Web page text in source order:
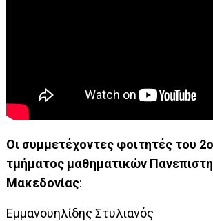
Οι συμμετέχοντες φοιτητές του
τμήματος μαθηματικών
Μακεδονίας:
Εμμανουηλίδης Στυλιανός